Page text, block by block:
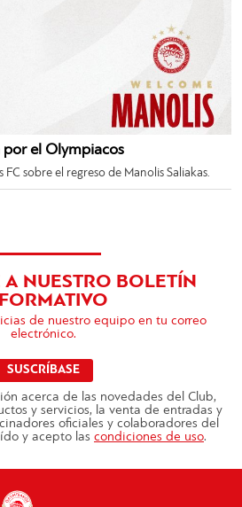
por el Olympiacos
sobre el regreso de Manolis Saliakas.
A NUESTRO BOLETÍN
de nuestro equipo en tu correo
electrónico.
SUSCRÍBASE
acerca de las novedades del Club,
y servicios, la venta de entradas y
oficiales y colaboradores del
y acepto las condiciones de uso.